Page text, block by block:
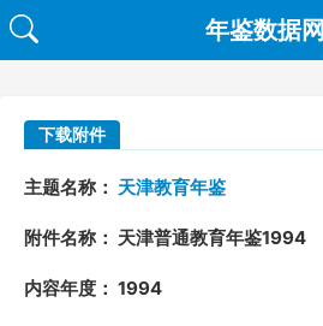
年鉴数据网
下载附件
主题名称： 天津教育年鉴
附件名称： 天津普通教育年鉴1994
内容年度： 1994